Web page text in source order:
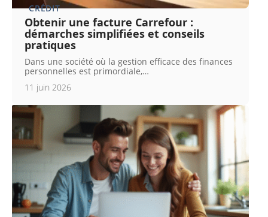
CRÉDIT
Obtenir une facture Carrefour :
démarches simplifiées et conseils
pratiques
Dans une société où la gestion efficace des finances
personnelles est primordiale,…
11 juin 2026